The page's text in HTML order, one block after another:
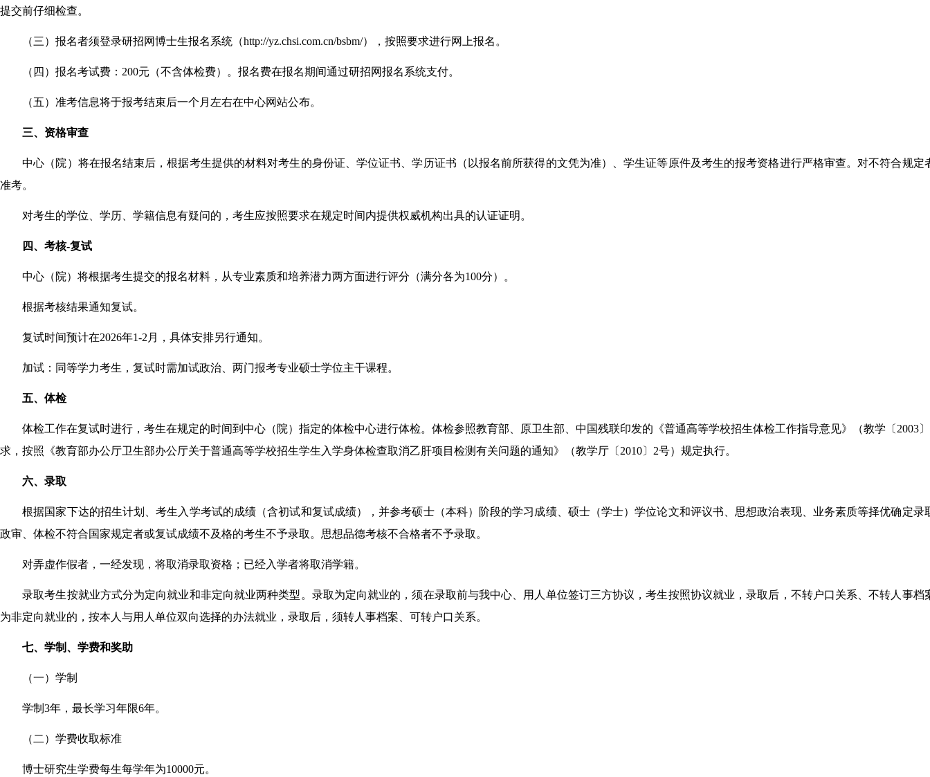
提交前仔细检查。
（三）报名者须登录研招网博士生报名系统（http://yz.chsi.com.cn/bsbm/），按照要求进行网上报名。
（四）报名考试费：200元（不含体检费）。报名费在报名期间通过研招网报名系统支付。
（五）准考信息将于报考结束后一个月左右在中心网站公布。
三、资格审查
中心（院）将在报名结束后，根据考生提供的材料对考生的身份证、学位证书、学历证书（以报名前所获得的文凭为准）、学生证等原件及考生的报考资格进行严格审查。对不符合规定
准考。
对考生的学位、学历、学籍信息有疑问的，考生应按照要求在规定时间内提供权威机构出具的认证证明。
四、考核-复试
中心（院）将根据考生提交的报名材料，从专业素质和培养潜力两方面进行评分（满分各为100分）。
根据考核结果通知复试。
复试时间预计在2026年1-2月，具体安排另行通知。
加试：同等学力考生，复试时需加试政治、两门报考专业硕士学位主干课程。
五、体检
体检工作在复试时进行，考生在规定的时间到中心（院）指定的体检中心进行体检。体检参照教育部、原卫生部、中国残联印发的《普通高等学校招生体检工作指导意见》（教学〔2003
求，按照《教育部办公厅卫生部办公厅关于普通高等学校招生学生入学身体检查取消乙肝项目检测有关问题的通知》（教学厅〔2010〕2号）规定执行。
六、录取
根据国家下达的招生计划、考生入学考试的成绩（含初试和复试成绩），并参考硕士（本科）阶段的学习成绩、硕士（学士）学位论文和评议书、思想政治表现、业务素质等择优确定录
政审、体检不符合国家规定者或复试成绩不及格的考生不予录取。思想品德考核不合格者不予录取。
对弄虚作假者，一经发现，将取消录取资格；已经入学者将取消学籍。
录取考生按就业方式分为定向就业和非定向就业两种类型。录取为定向就业的，须在录取前与我中心、用人单位签订三方协议，考生按照协议就业，录取后，不转户口关系、不转人事档
为非定向就业的，按本人与用人单位双向选择的办法就业，录取后，须转人事档案、可转户口关系。
七、学制、学费和奖助
（一）学制
学制3年，最长学习年限6年。
（二）学费收取标准
博士研究生学费每生每学年为10000元。